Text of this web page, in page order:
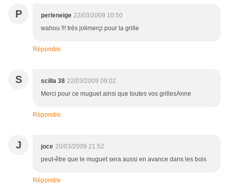
P perleneige 22/03/2009 10:50
wahou !!! trés jolimerçi pour la grille
Répondre
S scilla 38 22/03/2009 09:02
Merci pour ce muguet ainsi que toutes vos grillesAnne
Répondre
J joce 20/03/2009 21:52
peut-être que le muguet sera aussi en avance dans les bois
Répondre